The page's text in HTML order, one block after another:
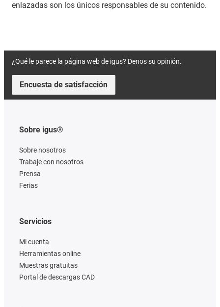
enlazadas son los únicos responsables de su contenido.
¿Qué le parece la página web de igus? Denos su opinión.
Encuesta de satisfacción
Sobre igus®
Sobre nosotros
Trabaje con nosotros
Prensa
Ferias
Servicios
Mi cuenta
Herramientas online
Muestras gratuitas
Portal de descargas CAD